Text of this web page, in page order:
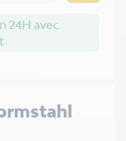
24H avec